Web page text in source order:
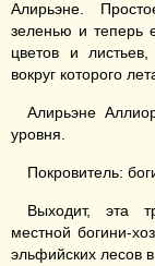
Алирьэне.
зеленью и теперь
цветов и
вокруг которого
Алирьэне
уровня.
Покровитель:
Выходит, эта
местной богини-
эльфийских лесов